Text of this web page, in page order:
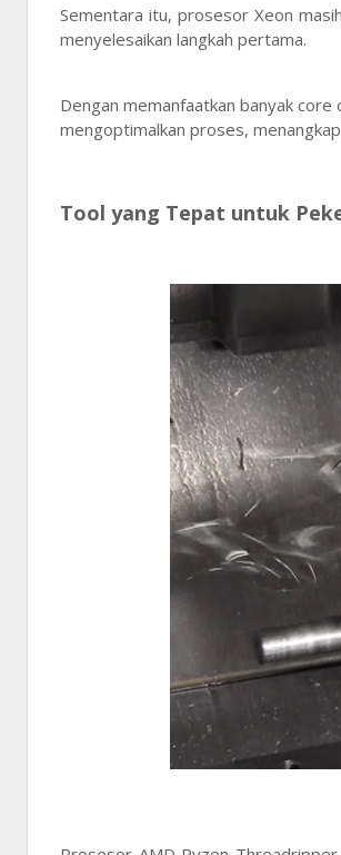
Sementara itu, prosesor Xeon
menyelesaikan langkah pertama.
Dengan memanfaatkan banyak
mengoptimalkan proses,
Tool yang Tepat untuk